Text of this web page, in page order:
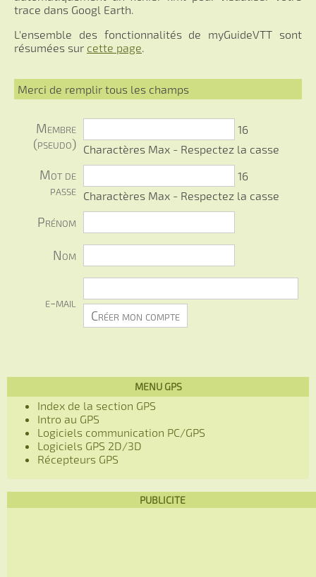
trace dans Googl Earth.
L'ensemble des fonctionnalités de myGuideVTT sont
résumées sur cette page.
Merci de remplir tous les champs
Membre
(pseudo)
16
Charactères Max - Respectez la casse
Mot de
passe
16
Charactères Max - Respectez la casse
Prénom
Nom
e-mail
MENU GPS
Index de la section GPS
Intro au GPS
Logiciels communication PC/GPS
Logiciels GPS 2D/3D
Récepteurs GPS
PUBLICITE